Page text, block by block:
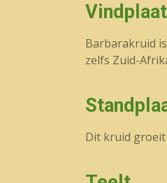
Barbarakruid
zelfs Zuid-
Dit kruid groeit